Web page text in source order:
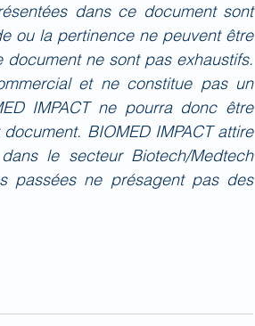
dans ce document sont
ou la pertinence ne peuvent être
ne sont pas exhaustifs.
et ne constitue pas un
IMPACT ne pourra donc être
BIOMED IMPACT attire
le secteur Biotech/Medtech
passées ne présagent pas des